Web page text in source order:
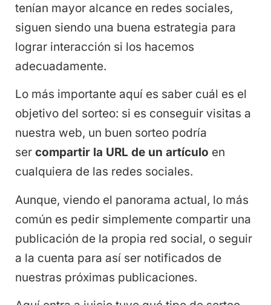
tenían mayor alcance en redes sociales,
siguen siendo una buena estrategia para
lograr interacción si los hacemos
adecuadamente.
Lo más importante aquí es saber cuál es el
objetivo del sorteo: si es conseguir visitas a
nuestra web, un buen sorteo podría
ser compartir la URL de un artículo en
cualquiera de las redes sociales.
Aunque, viendo el panorama actual, lo más
común es pedir simplemente compartir una
publicación de la propia red social, o seguir
a la cuenta para así ser notificados de
nuestras próximas publicaciones.